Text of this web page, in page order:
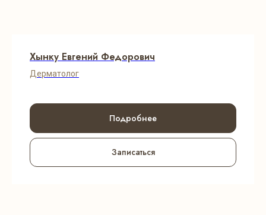
Хынку Евгений Федорович
Дерматолог
Подробнее
Записаться